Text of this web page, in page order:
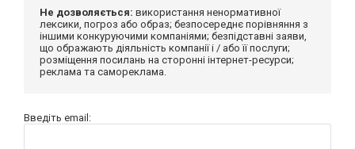
Не дозволяється: використання ненормативної
лексики, погроз або образ; безпосереднє порівняння з
іншими конкуруючими компаніями; безпідставні заяви,
що ображають діяльність компанії і / або її послуги;
розміщення посилань на сторонні інтернет-ресурси;
реклама та самореклама.
Введіть email: